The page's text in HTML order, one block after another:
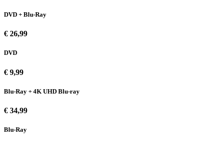
DVD + Blu-Ray
€ 26,99
DVD
€ 9,99
Blu-Ray + 4K UHD Blu-ray
€ 34,99
Blu-Ray